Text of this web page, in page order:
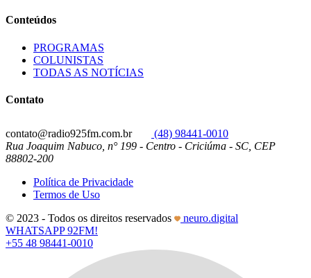
Conteúdos
PROGRAMAS
COLUNISTAS
TODAS AS NOTÍCIAS
Contato
contato@radio925fm.com.br
(48) 98441-0010
Rua Joaquim Nabuco, n° 199 - Centro - Criciúma - SC, CEP
88802-200
Política de Privacidade
Termos de Uso
© 2023 - Todos os direitos reservados
neuro.digital
WHATSAPP 92FM!
+55 48 98441-0010